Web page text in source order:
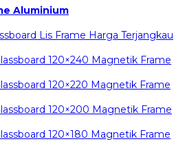
Aluminium
Lis Frame Harga Terjangkau
120×240 Magnetik Frame
120×220 Magnetik Frame
120×200 Magnetik Frame
120×180 Magnetik Frame